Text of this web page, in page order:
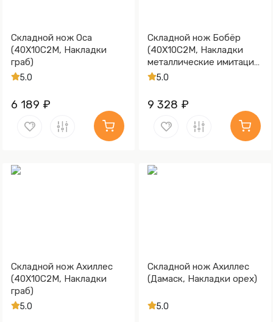
Складной нож Оса
(40Х10С2М, Накладки
граб)
5.0
6 189 ₽
Складной нож Бобёр
(40Х10С2М, Накладки
металлические имитация
дамаска, Золочение
5.0
9 328 ₽
Складной нож Ахиллес
(40Х10С2М, Накладки
граб)
5.0
Складной нож Ахиллес
(Дамаск, Накладки орех)
5.0